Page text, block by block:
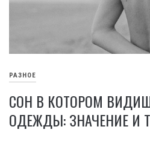
РАЗНОЕ
СОН В КОТОРОМ
ОДЕЖДЫ: ЗНАЧЕНИЕ И